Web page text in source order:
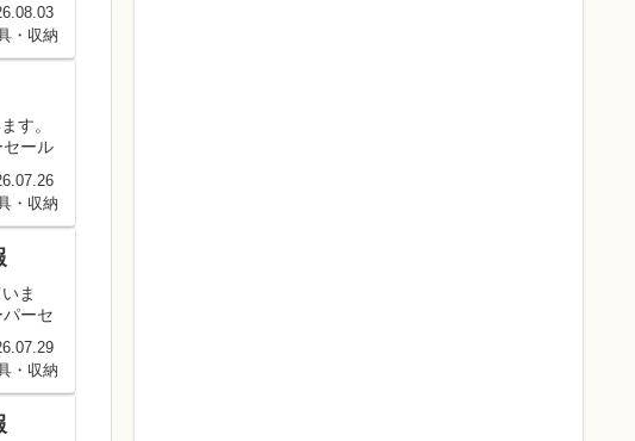
・収納
す。
ール
・収納
ま
ーセ
・収納